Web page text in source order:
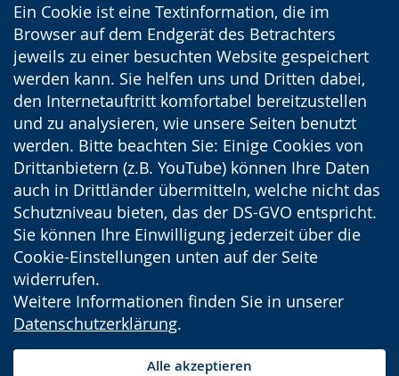
Ein Cookie ist eine Textinformation, die im
Browser auf dem Endgerät des Betrachters
jeweils zu einer besuchten Website gespeichert
werden kann. Sie helfen uns und Dritten dabei,
den Internetauftritt komfortabel bereitzustellen
und zu analysieren, wie unsere Seiten benutzt
werden. Bitte beachten Sie: Einige Cookies von
Drittanbietern (z.B. YouTube) können Ihre Daten
auch in Drittländer übermitteln, welche nicht das
Schutzniveau bieten, das der DS-GVO entspricht.
Sie können Ihre Einwilligung jederzeit über die
Cookie-Einstellungen unten auf der Seite
widerrufen.
Weitere Informationen finden Sie in unserer
Datenschutzerklärung.
Alle akzeptieren